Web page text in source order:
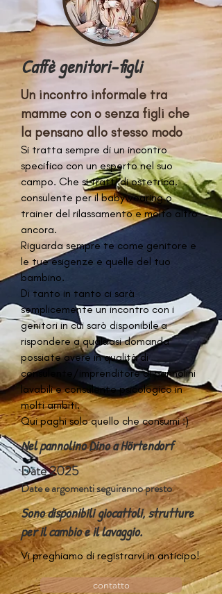
Caffè genitori-figli
Un incontro informale tra
mamme con o senza figli che
la pensano allo stesso modo
Si tratta sempre di un incontro
specifico con un esperto nel suo
campo. Che si tratti di ostetrica,
consulente per il babywearing o
trainer del rilassamento e molto altro
ancora.
Riguarda sempre te come genitore e
le tue esigenze e quelle del tuo
bambino.
Di tanto in tanto ci sarà
semplicemente un incontro con i
genitori in cui sarò disponibilea
rispondere a qualsiasi domanda
possiate avere in qualità di
consulente/imprenditore di pannolini
lavabili e consulente psicologico in
molti ambiti.
Qui paghi solo quello che consumi :)
Nel pannolino Dino a Hörtendorf
Date 2025
Date e argomenti seguiranno presto
Sono disponibili giocattoli, strutture
per il cambio e il lavaggio.
Vi preghiamo di registrarvi in anticipo!
contatto